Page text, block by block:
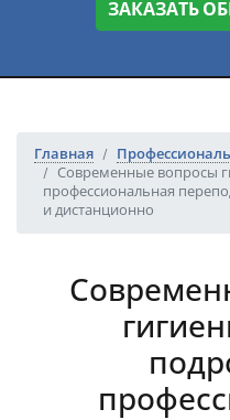
ЗАКАЗАТЬ
Главная
Современные вопросы
профессиональная
и дистанционно